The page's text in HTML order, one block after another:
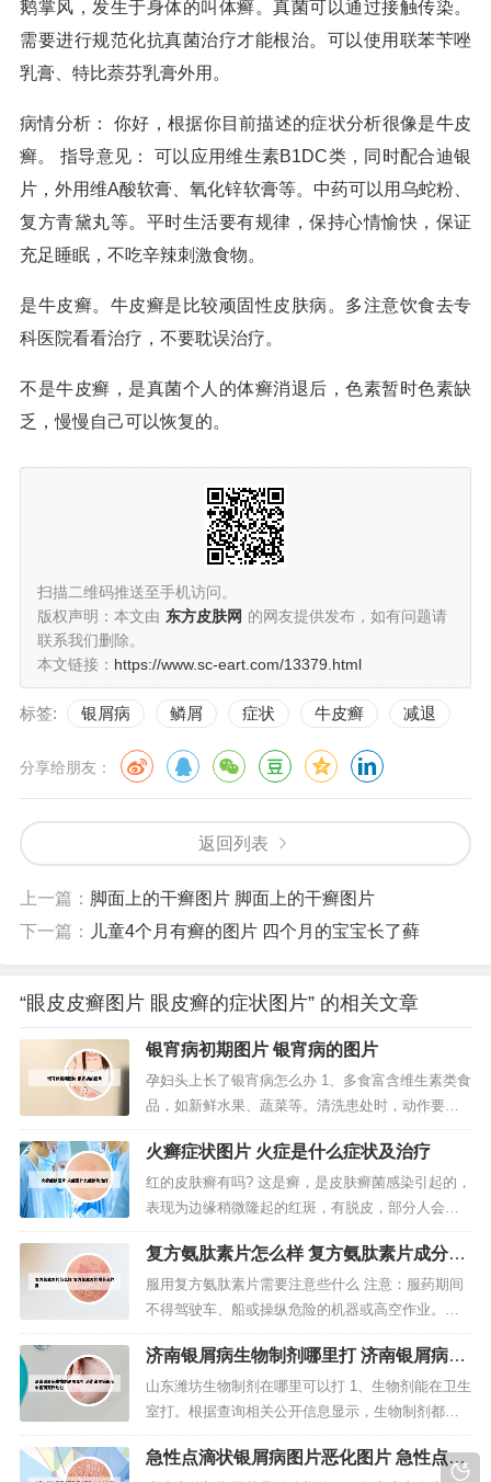
鹅掌风，发生于身体的叫体癣。真菌可以通过接触传染。
需要进行规范化抗真菌治疗才能根治。可以使用联苯苄唑
乳膏、特比萘芬乳膏外用。
病情分析： 你好，根据你目前描述的症状分析很像是牛皮
癣。 指导意见： 可以应用维生素B1DC类，同时配合迪银
片，外用维A酸软膏、氧化锌软膏等。中药可以用乌蛇粉、
复方青黛丸等。平时生活要有规律，保持心情愉快，保证
充足睡眠，不吃辛辣刺激食物。
是牛皮癣。牛皮癣是比较顽固性皮肤病。多注意饮食去专
科医院看看治疗，不要耽误治疗。
不是牛皮癣，是真菌个人的体癣消退后，色素暂时色素缺
乏，慢慢自己可以恢复的。
扫描二维码推送至手机访问。
版权声明：本文由 东方皮肤网 的网友提供发布，如有问题请
联系我们删除。
本文链接： https://www.sc-eart.com/13379.html
标签: 银屑病 鳞屑 症状 牛皮癣 减退
分享给朋友：
返回列表
上一篇： 脚面上的干癣图片 脚面上的干癣图片
下一篇：
儿童4个月有癣的图片 四个月的宝宝长了藓
“眼皮皮癣图片 眼皮癣的症状图片” 的相关文章
银宵病初期图片 银宵病的图片
孕妇头上长了银宵病怎么办 1、多食富含维生素类食
品，如新鲜水果、蔬菜等。清洗患处时，动作要轻
揉，不要强行剥离皮屑，以免造成局部感染，如
红、肿、热、痛，影响治疗，使病程延长。2、span
你好，对银宵病患者的保健可以尝试吃蜂蜜：常吃
蜂蜜在排除牛皮癣患者体内毒素、通便的同时，对
防治心血管疾病和神经衰弱等症...
火癣症状图片 火症是什么症状及治疗
红的皮肤癣有吗? 这是癣，是皮肤癣菌感染引起的，
表现为边缘稍微隆起的红斑，有脱皮，部分人会出
现小水疱，由于瘙痒搔抓后容易继发破溃感染，反
复刺激皮肤会变厚粗糙；若不及时治疗会累及腹股
沟、会阴、肛周和臀部甚至全身都会出现。大腿内
侧红斑常见于股癣。股癣是指发生于人体阴囊和腹
股部位的皮肤癣疾，这种由皮肤癣菌...
复方氨肽素片怎么样 复方氨肽素片成分及
作用
服用复方氨肽素片需要注意些什么 注意：服药期间
不得驾驶车、船或操纵危险的机器或高空作业。在
服用复方氨肽素片时，尽量用温开水送服，这样有
利于药物的吸收，在服药期间，最好不要吃油腻、
辛辣、生、冷的食物，以免影响胃对药物的吸收，
而降低复方氨肽素片的功效。所以 服药期间不得驾
驶车、船或操纵危险的机器或高空作...
济南银屑病生物制剂哪里打 济南银屑病医
院中医研究所地址
山东潍坊生物制剂在哪里可以打 1、生物剂能在卫生
室打。根据查询相关公开信息显示，生物制剂都是
需要注射使用的，其中皮下注射的剂型是可以在卫
生室打的。具备的条件，第一要注意卫生，在用药
急性点滴状银屑病图片恶化图片 急性点滴